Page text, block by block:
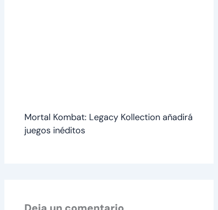
Mortal Kombat: Legacy Kollection añadirá
juegos inéditos